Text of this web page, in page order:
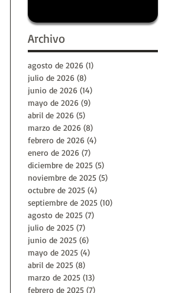
Archivo
agosto de 2026 (1)
julio de 2026 (8)
junio de 2026 (14)
mayo de 2026 (9)
abril de 2026 (5)
marzo de 2026 (8)
febrero de 2026 (4)
enero de 2026 (7)
diciembre de 2025 (5)
noviembre de 2025 (5)
octubre de 2025 (4)
septiembre de 2025 (10)
agosto de 2025 (7)
julio de 2025 (7)
junio de 2025 (6)
mayo de 2025 (4)
abril de 2025 (8)
marzo de 2025 (13)
febrero de 2025 (7)